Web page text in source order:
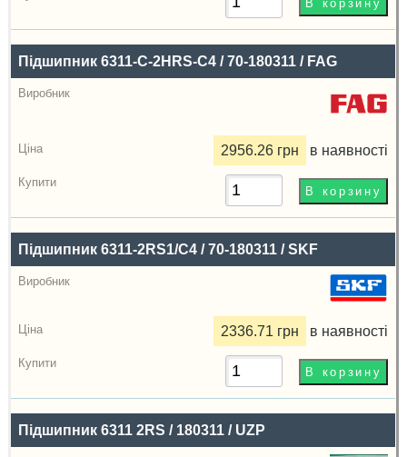
Підшипник 6311-C-2HRS-C4 / 70-180311 / FAG
2956.26 грн в наявності
Підшипник 6311-2RS1/C4 / 70-180311 / SKF
2336.71 грн в наявності
Підшипник 6311 2RS / 180311 / UZP